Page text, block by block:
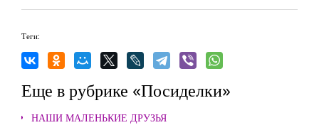
Теги:
Еще в рубрике «Посиделки»
НАШИ МАЛЕНЬКИЕ ДРУЗЬЯ